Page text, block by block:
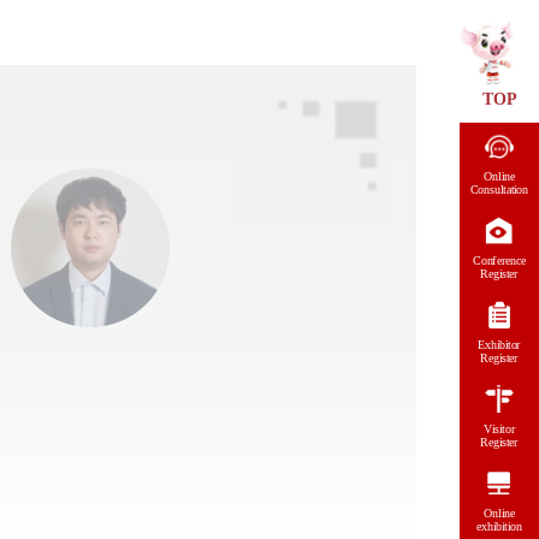
TOP
Online
Consultation
Conference
Register
Exhibitor
Register
Visitor
Register
Online
exhibition